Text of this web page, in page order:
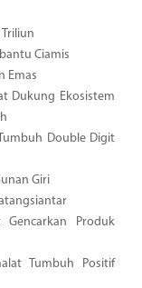
Ciamis
Emas
Dukung Ekosistem
Double Digit
Giri
Gencarkan Produk
Tumbuh Positif